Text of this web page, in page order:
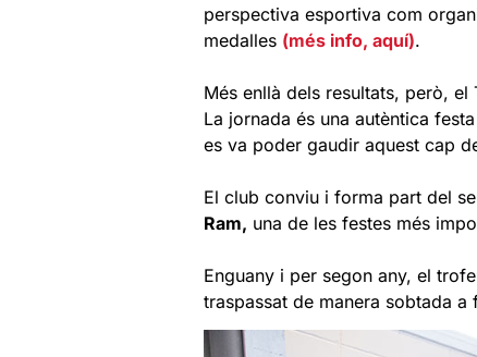
perspectiva esportiva com
medalles (més info, aquí).
Més enllà dels resultats, però,
La jornada és una autèntica
es va poder gaudir aquest cap
El club conviu i forma part del
Ram, una de les festes més
Enguany i per segon any, el
traspassat de manera sobtada a